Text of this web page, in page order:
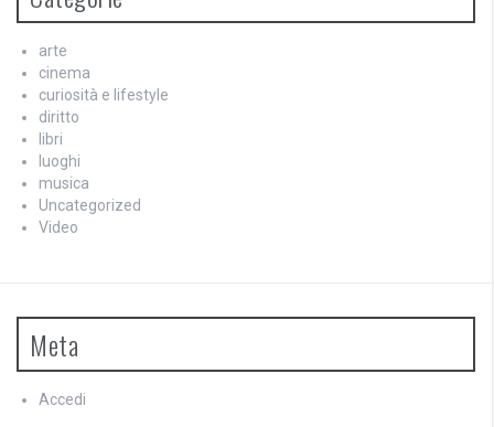
arte
cinema
curiosità e lifestyle
diritto
libri
luoghi
musica
Uncategorized
Video
Meta
Accedi